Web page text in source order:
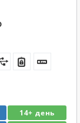
14+ день